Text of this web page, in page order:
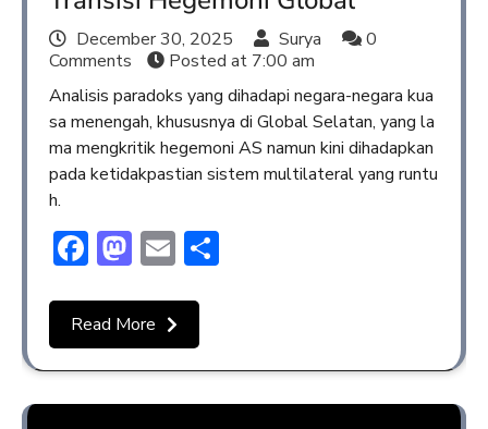
December 30, 2025 Surya
0
Comments
Posted at 7:00 am
Analisis paradoks yang dihadapi negara-negara kua
sa menengah, khususnya di Global Selatan, yang la
ma mengkritik hegemoni AS namun kini dihadapkan
pada ketidakpastian sistem multilateral yang runtu
h.
Facebook
Mastodon
Email
Read More